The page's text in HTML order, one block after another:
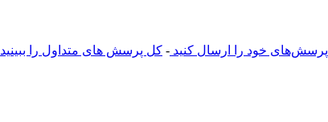
پرسش‌های خود را ارسال کنید - کل پرسش های متداول را ببینید